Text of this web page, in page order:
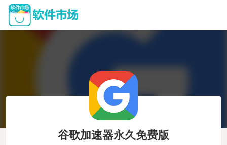
谷歌加速器永久免费版